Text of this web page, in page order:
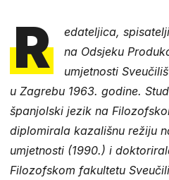
R
edateljica,
na Odsjeku
umjetnosti
u Zagrebu 1963. godine.
španjolski jezik na
diplomirala kazališnu režiju
umjetnosti (1990.) i
Filozofskom fakultetu